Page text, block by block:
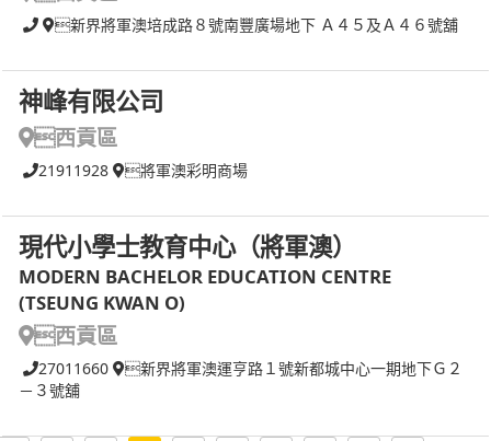
新界將軍澳培成路８號南豐廣場地下 Ａ４５及Ａ４６號舖
神峰有限公司
西貢區
21911928 將軍澳彩明商場
現代小學士教育中心（將軍澳）
MODERN BACHELOR EDUCATION CENTRE
(TSEUNG KWAN O)
西貢區
27011660
新界將軍澳運亨路１號新都城中心一期地下Ｇ２
－３號舖